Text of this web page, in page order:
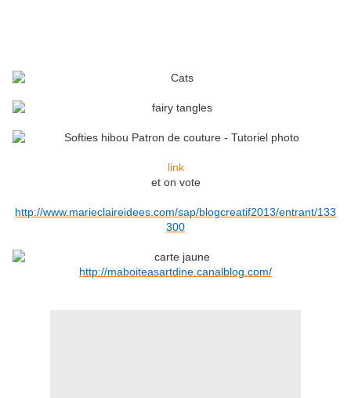
link
et on vote
http://www.marieclaireidees.com/sap/blogcreatif2013/entrant/133
300
http://maboiteasartdine.canalblog.com/